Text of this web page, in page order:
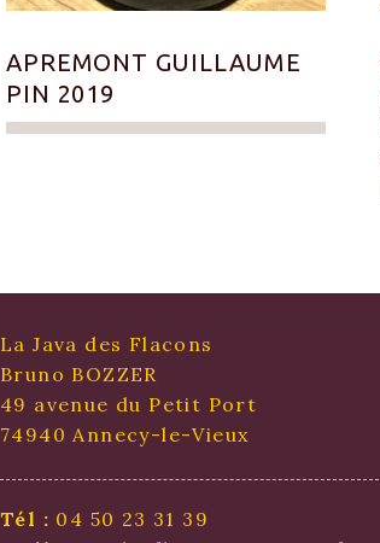
APREMONT GUILLAUME
PIN 2019
La Java des Flacons
Bruno BOZZER
49 avenue du Petit Port
74940 Annecy-le-Vieux
Tél : 04 50 23 31 39